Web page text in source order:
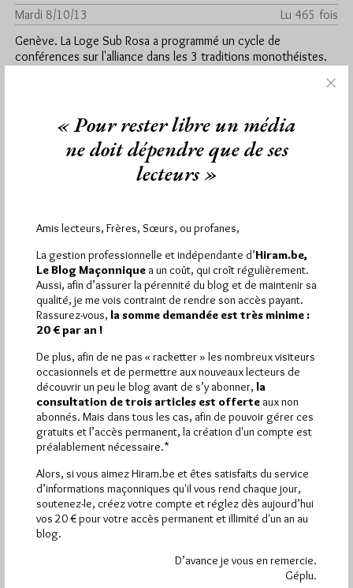
Mardi 8/10/13
Lu 465 fois
Genève. La Loge Sub Rosa a programmé un cycle de
conférences sur l'alliance dans les 3 traditions monothéistes.
Nous, Francs-Maçons, adorateurs de
Islamic-Intelligence qui, dans un article du 28 juillet 2011,…
DansAnti-maçonnerie 57 commentaires
Hier samedi 8 août 2026, Hiram.be a reçu1 698 visites
et2 926 pagesont été lues (Source : Pirsch.io)
Plus d’informations
« Pour rester libre un média
ne doit dépendre que de ses
lecteurs »
Amis lecteurs, Frères, Sœurs, ou profanes,
La gestion professionnelle et indépendante d’Hiram.be,
Le Blog Maçonnique a un coût, qui croît régulièrement.
Aussi, afin d’assurer la pérennité du blog et de maintenir sa
qualité, je me vois contraint de rendre son accès payant.
Rassurez-vous, la somme demandée est très minime :
20 € par an !
De plus, afin de ne pas « racketter » les nombreux visiteurs
occasionnels et de permettre aux nouveaux lecteurs de
découvrir un peu le blog avant de s’y abonner, la
consultation de trois articles est offerte aux non
abonnés. Mais dans tous les cas, afin de pouvoir gérer ces
gratuits et l’accès permanent, la création d'un compte est
préalablement nécessaire.*
Alors, si vous aimez Hiram.be et êtes satisfaits du service
d’informations maçonniques qu'il vous rend chaque jour,
soutenez-le, créez votre compte et réglez dès aujourd’hui
vos 20 € pour votre accès permanent et illimité d'un an au
blog.
D’avance je vous en remercie.
Géplu.